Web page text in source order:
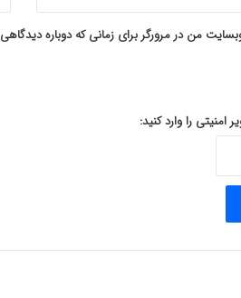
من در مرورگر برای زمانی که دوباره
امنیتی را وارد کنید: